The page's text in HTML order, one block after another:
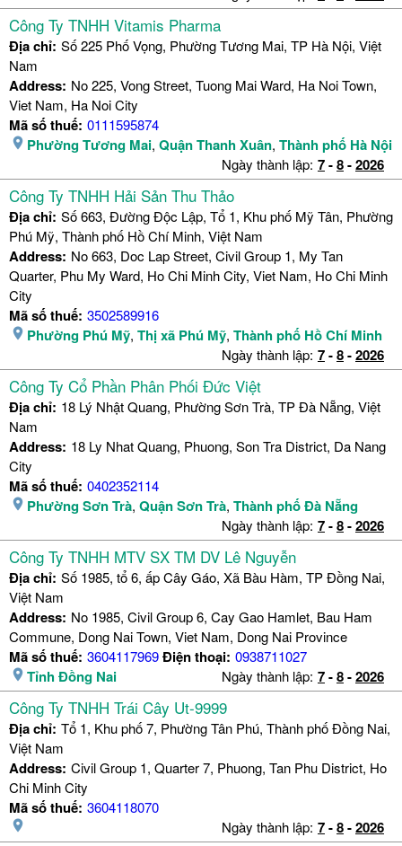
Công Ty TNHH Vitamis Pharma
Địa chỉ: Số 225 Phố Vọng, Phường Tương Mai, TP Hà Nội, Việt
Nam
Address: No 225, Vong Street, Tuong Mai Ward, Ha Noi Town,
Viet Nam, Ha Noi City
Mã số thuế: 0111595874
Phường Tương Mai, Quận Thanh Xuân, Thành phố Hà Nội
Ngày thành lập: 7-8-2026
Công Ty TNHH Hải Sản Thu Thảo
Địa chỉ: Số 663, Đường Độc Lập, Tổ 1, Khu phố Mỹ Tân, Phường
Phú Mỹ, Thành phố Hồ Chí Minh, Việt Nam
Address: No 663, Doc Lap Street, Civil Group 1, My Tan
Quarter, Phu My Ward, Ho Chi Minh City, Viet Nam, Ho Chi Minh
City
Mã số thuế: 3502589916
Phường Phú Mỹ, Thị xã Phú Mỹ, Thành phố Hồ Chí Minh
Ngày thành lập: 7-8-2026
Công Ty Cổ Phần Phân Phối Đức Việt
Địa chỉ: 18 Lý Nhật Quang, Phường Sơn Trà, TP Đà Nẵng, Việt
Nam
Address: 18 Ly Nhat Quang, Phuong, Son Tra District, Da Nang
City
Mã số thuế: 0402352114
Phường Sơn Trà, Quận Sơn Trà, Thành phố Đà Nẵng
Ngày thành lập: 7-8-2026
Công Ty TNHH MTV SX TM DV Lê Nguyễn
Địa chỉ: Số 1985, tổ 6, ấp Cây Gáo, Xã Bàu Hàm, TP Đồng Nai,
Việt Nam
Address: No 1985, Civil Group 6, Cay Gao Hamlet, Bau Ham
Commune, Dong Nai Town, Viet Nam, Dong Nai Province
Mã số thuế: 3604117969Điện thoại: 0938711027
Tỉnh Đồng Nai Ngày thành lập: 7-8-2026
Công Ty TNHH Trái Cây Ut-9999
Địa chỉ: Tổ 1, Khu phố 7, Phường Tân Phú, Thành phố Đồng Nai,
Việt Nam
Address: Civil Group 1, Quarter 7, Phuong, Tan Phu District, Ho
Chi Minh City
Mã số thuế: 3604118070
Ngày thành lập: 7-8-2026